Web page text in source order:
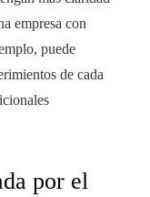
empresa con
puede
de cada
por el